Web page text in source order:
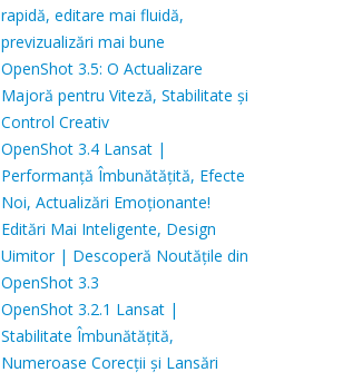
rapidă, editare mai fluidă,
previzualizări mai bune
OpenShot 3.5: O Actualizare
Majoră pentru Viteză, Stabilitate și
Control Creativ
OpenShot 3.4 Lansat |
Performanță Îmbunătățită, Efecte
Noi, Actualizări Emoționante!
Editări Mai Inteligente, Design
Uimitor | Descoperă Noutățile din
OpenShot 3.3
OpenShot 3.2.1 Lansat |
Stabilitate Îmbunătățită,
Numeroase Corecții și Lansări